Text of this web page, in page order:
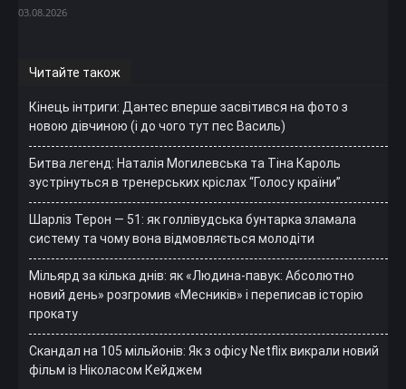
03.08.2026
Читайте також
Кінець інтриги: Дантес вперше засвітився на фото з
новою дівчиною (і до чого тут пес Василь)
Битва легенд: Наталія Могилевська та Тіна Кароль
зустрінуться в тренерських кріслах “Голосу країни”
Шарліз Терон — 51: як голлівудська бунтарка зламала
систему та чому вона відмовляється молодіти
Мільярд за кілька днів: як «Людина-павук: Абсолютно
новий день» розгромив «Месників» і переписав історію
прокату
Скандал на 105 мільйонів: Як з офісу Netflix викрали новий
фільм із Ніколасом Кейджем